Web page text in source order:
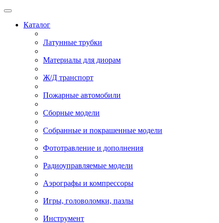
Каталог
Латунные трубки
Материалы для диорам
Ж/Д транспорт
Пожарные автомобили
Сборные модели
Собранные и покрашенные модели
Фототравление и дополнения
Радиоуправляемые модели
Аэрографы и компрессоры
Игры, головоломки, пазлы
Инструмент